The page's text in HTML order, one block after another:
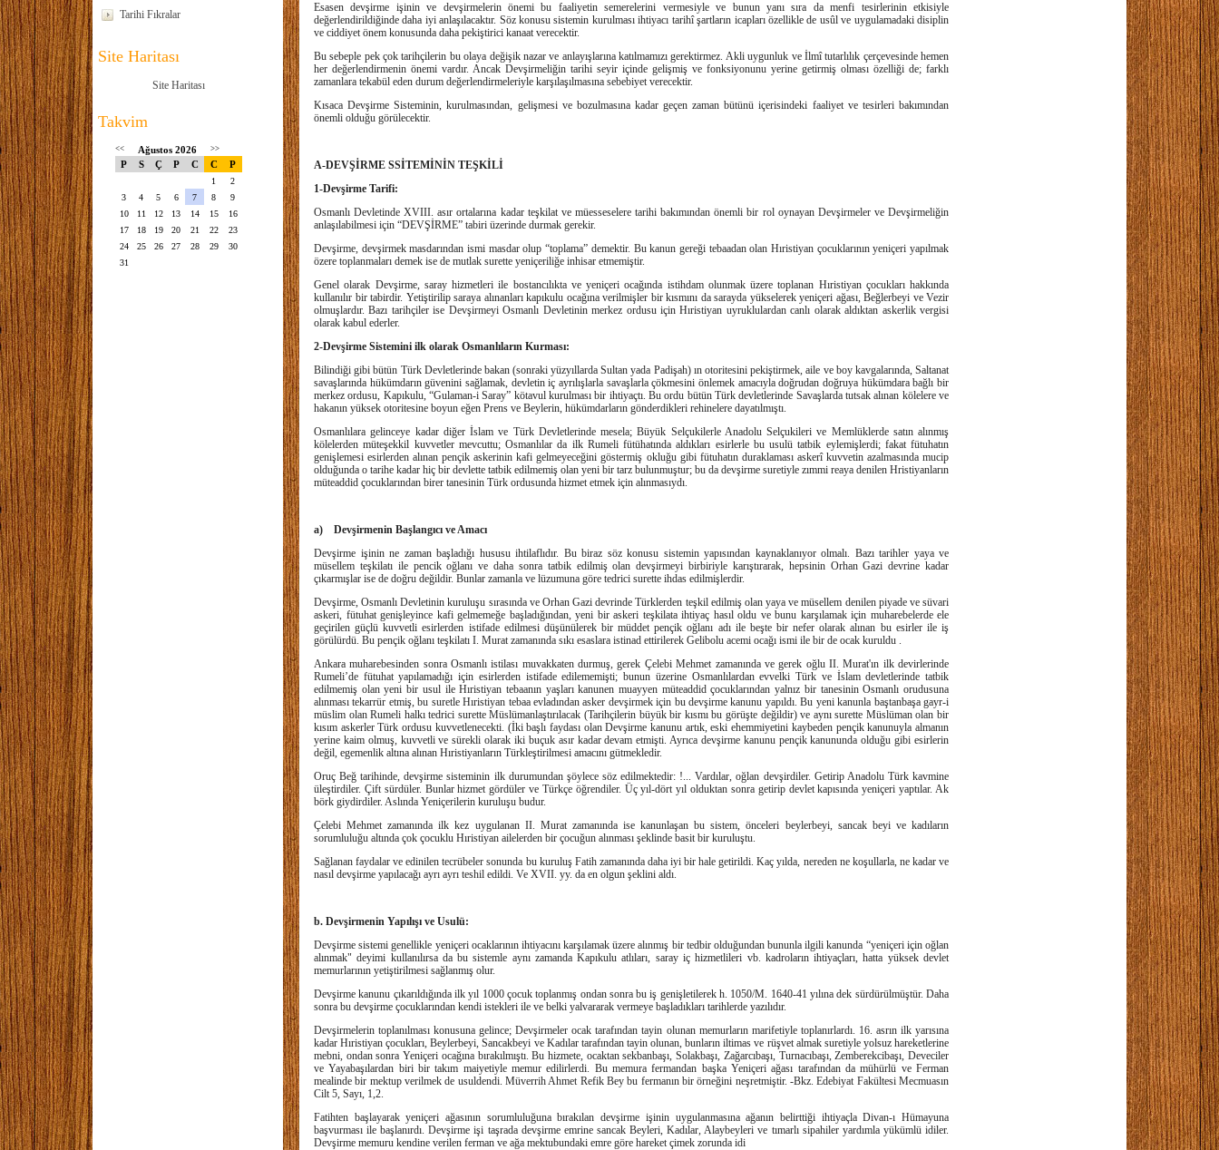
Tarihi Fıkralar
Site Haritası
Site Haritası
Takvim
<< Ağustos 2026 >>
P S Ç P C C P
1
2
3
4 5 6 7 8
9
10
11 12 13 14 15
16
17
18 19 20 21 22
23
24
25 26 27 28 29
30
31
Esasen devşirme işinin ve devşirmelerin önemi bu faaliyetin semerelerini vermesiyle ve bunun yanı sıra da menfi tesirlerinin etkisiyle
değerlendirildiğinde daha iyi anlaşılacaktır. Söz konusu sistemin kurulması ihtiyacı tarihî şartların icapları özellikle de usûl ve uygulamadaki disiplin
ve ciddiyet önem konusunda daha pekiştirici kanaat verecektir.
Bu sebeple pek çok tarihçilerin bu olaya değişik nazar ve anlayışlarına katılmamızı gerektirmez. Akli uygunluk ve İlmî tutarlılık çerçevesinde hemen
her değerlendirmenin önemi vardır. Ancak Devşirmeliğin tarihi seyir içinde gelişmiş ve fonksiyonunu yerine getirmiş olması özelliği de; farklı
zamanlara tekabül eden durum değerlendirmeleriyle karşılaşılmasına sebebiyet verecektir.
Kısaca Devşirme Sisteminin, kurulmasından, gelişmesi ve bozulmasına kadar geçen zaman bütünü içerisindeki faaliyet ve tesirleri bakımından
önemli olduğu görülecektir.
A-DEVŞİRME SSİTEMİNİN TEŞKİLİ
1-Devşirme Tarifi:
Osmanlı Devletinde XVIII. asır ortalarına kadar teşkilat ve müesseselere tarihi bakımından önemli bir rol oynayan Devşirmeler ve Devşirmeliğin
anlaşılabilmesi için “DEVŞİRME” tabiri üzerinde durmak gerekir.
Devşirme, devşirmek masdarından ismi masdar olup “toplama” demektir. Bu kanun gereği tebaadan olan Hıristiyan çocuklarının yeniçeri yapılmak
özere toplanmaları demek ise de mutlak surette yeniçeriliğe inhisar etmemiştir.
Genel olarak Devşirme, saray hizmetleri ile bostancılıkta ve yeniçeri ocağında istihdam olunmak üzere toplanan Hıristiyan çocukları hakkında
kullanılır bir tabirdir. Yetiştirilip saraya alınanları kapıkulu ocağına verilmişler bir kısmını da sarayda yükselerek yeniçeri ağası, Beğlerbeyi ve Vezir
olmuşlardır. Bazı tarihçiler ise Devşirmeyi Osmanlı Devletinin merkez ordusu için Hıristiyan uyruklulardan canlı olarak aldıktan askerlik vergisi
olarak kabul ederler.
2-Devşirme Sistemini ilk olarak Osmanlıların Kurması:
Bilindiği gibi bütün Türk Devletlerinde bakan (sonraki yüzyıllarda Sultan yada Padişah) ın otoritesini pekiştirmek, aile ve boy kavgalarında, Saltanat
savaşlarında hükümdarın güvenini sağlamak, devletin iç ayrılışlarla savaşlarla çökmesini önlemek amacıyla doğrudan doğruya hükümdara bağlı bir
merkez ordusu, Kapıkulu, “Gulaman-i Saray” kötavul kurulması bir ihtiyaçtı. Bu ordu bütün Türk devletlerinde Savaşlarda tutsak alınan kölelere ve
hakanın yüksek otoritesine boyun eğen Prens ve Beylerin, hükümdarların gönderdikleri rehinelere dayatılmıştı.
Osmanlılara gelinceye kadar diğer İslam ve Türk Devletlerinde mesela; Büyük Selçukilerle Anadolu Selçukileri ve Memlüklerde satın alınmış
kölelerden müteşekkil kuvvetler mevcuttu; Osmanlılar da ilk Rumeli fütühatında aldıkları esirlerle bu usulü tatbik eylemişlerdi; fakat fütuhatın
genişlemesi esirlerden alınan pençik askerinin kafi gelmeyeceğini göstermiş okluğu gibi fütuhatın duraklaması askerî kuvvetin azalmasında mucip
olduğunda o tarihe kadar hiç bir devlette tatbik edilmemiş olan yeni bir tarz bulunmuştur; bu da devşirme suretiyle zımmi reaya denilen Hristiyanların
müteaddid çocuklarından birer tanesinin Türk ordusunda hizmet etmek için alınmasıydı.
a) Devşirmenin Başlangıcı ve Amacı
Devşirme işinin ne zaman başladığı hususu ihtilaflıdır. Bu biraz söz konusu sistemin yapısından kaynaklanıyor olmalı. Bazı tarihler yaya ve
müsellem teşkilatı ile pencik oğlanı ve daha sonra tatbik edilmiş olan devşirmeyi birbiriyle karıştırarak, hepsinin Orhan Gazi devrine kadar
çıkarmışlar ise de doğru değildir. Bunlar zamanla ve lüzumuna göre tedrici surette ihdas edilmişlerdir.
Devşirme, Osmanlı Devletinin kuruluşu sırasında ve Orhan Gazi devrinde Türklerden teşkil edilmiş olan yaya ve müsellem denilen piyade ve süvari
askeri, fütuhat genişleyince kafi gelmemeğe başladığından, yeni bir askeri teşkilata ihtiyaç hasıl oldu ve bunu karşılamak için muharebelerde ele
geçirilen güçlü kuvvetli esirlerden istifade edilmesi düşünülerek bir müddet pençik oğlanı adı ile beşte bir nefer olarak alınan bu esirler ile iş
görülürdü. Bu pençik oğlanı teşkilatı I. Murat zamanında sıkı esaslara istinad ettirilerek Gelibolu acemi ocağı ismi ile bir de ocak kuruldu .
Ankara muharebesinden sonra Osmanlı istilası muvakkaten durmuş, gerek Çelebi Mehmet zamanında ve gerek oğlu II. Murat'ın ilk devirlerinde
Rumeli’de fütuhat yapılamadığı için esirlerden istifade edilememişti; bunun üzerine Osmanlılardan evvelki Türk ve İslam devletlerinde tatbik
edilmemiş olan yeni bir usul ile Hıristiyan tebaanın yaşları kanunen muayyen müteaddid çocuklarından yalnız bir tanesinin Osmanlı orudusuna
alınması tekarrür etmiş, bu suretle Hıristiyan tebaa evladından asker devşirmek için bu devşirme kanunu yapıldı. Bu yeni kanunla baştanbaşa gayr-i
müslim olan Rumeli halkı tedrici surette Müslümanlaştırılacak (Tarihçilerin büyük bir kısmı bu görüşte değildir) ve aynı surette Müslüman olan bir
kısım askerler Türk ordusu kuvvetlenecekti. (İki başlı faydası olan Devşirme kanunu artık, eski ehemmiyetini kaybeden pençik kanunuyla almanın
yerine kaim olmuş, kuvvetli ve sürekli olarak iki buçuk asır kadar devam etmişti. Ayrıca devşirme kanunu pençik kanununda olduğu gibi esirlerin
değil, egemenlik altına alınan Hıristiyanların Türkleştirilmesi amacını gütmekledir.
Oruç Beğ tarihinde, devşirme sisteminin ilk durumundan şöylece söz edilmektedir: !... Vardılar, oğlan devşirdiler. Getirip Anadolu Türk kavmine
üleştirdiler. Çift sürdüler. Bunlar hizmet gördüler ve Türkçe öğrendiler. Üç yıl-dört yıl olduktan sonra getirip devlet kapısında yeniçeri yaptılar. Ak
börk giydirdiler. Aslında Yeniçerilerin kuruluşu budur.
Çelebi Mehmet zamanında ilk kez uygulanan II. Murat zamanında ise kanunlaşan bu sistem, önceleri beylerbeyi, sancak beyi ve kadıların
sorumluluğu altında çok çocuklu Hıristiyan ailelerden bir çocuğun alınması şeklinde basit bir kuruluştu.
Sağlanan faydalar ve edinilen tecrübeler sonunda bu kuruluş Fatih zamanında daha iyi bir hale getirildi. Kaç yılda, nereden ne koşullarla, ne kadar ve
nasıl devşirme yapılacağı ayrı ayrı teshil edildi. Ve XVII. yy. da en olgun şeklini aldı.
b. Devşirmenin Yapılışı ve Usulü:
Devşirme sistemi genellikle yeniçeri ocaklarının ihtiyacını karşılamak üzere alınmış bir tedbir olduğundan bununla ilgili kanunda “yeniçeri için oğlan
alınmak" deyimi kullanılırsa da bu sistemle aynı zamanda Kapıkulu atlıları, saray iç hizmetlileri vb. kadroların ihtiyaçları, hatta yüksek devlet
memurlarının yetiştirilmesi sağlanmış olur.
Devşirme kanunu çıkarıldığında ilk yıl 1000 çocuk toplanmış ondan sonra bu iş genişletilerek h. 1050/M. 1640-41 yılına dek sürdürülmüştür. Daha
sonra bu devşirme çocuklarından kendi istekleri ile ve belki yalvararak vermeye başladıkları tarihlerde yazılıdır.
Devşirmelerin toplanılması konusuna gelince; Devşirmeler ocak tarafından tayin olunan memurların marifetiyle toplanırlardı. 16. asrın ilk yarısına
kadar Hıristiyan çocukları, Beylerbeyi, Sancakbeyi ve Kadılar tarafından tayin olunan, bunların iltimas ve rüşvet almak suretiyle yolsuz hareketlerine
mebni, ondan sonra Yeniçeri ocağına bırakılmıştı. Bu hizmete, ocaktan sekbanbaşı, Solakbaşı, Zağarcıbaşı, Turnacıbaşı, Zemberekcibaşı, Deveciler
ve Yayabaşılardan biri bir takım maiyetiyle memur edilirlerdi. Bu memura fermandan başka Yeniçeri ağası tarafından da mühürlü ve Ferman
mealinde bir mektup verilmek de usuldendi. Müverrih Ahmet Refik Bey bu fermanın bir örneğini neşretmiştir. -Bkz. Edebiyat Fakültesi Mecmuasın
Cilt 5, Sayı, 1,2.
Fatihten başlayarak yeniçeri ağasının sorumluluğuna bırakılan devşirme işinin uygulanmasına ağanın belirttiği ihtiyaçla Divan-ı Hümayuna
başvurması ile başlanırdı. Devşirme işi taşrada devşirme emrine sancak Beyleri, Kadılar, Alaybeyleri ve tımarlı sipahiler yardımla yükümlü idiler.
Devşirme memuru kendine verilen ferman ve ağa mektubundaki emre göre hareket çimek zorunda idi